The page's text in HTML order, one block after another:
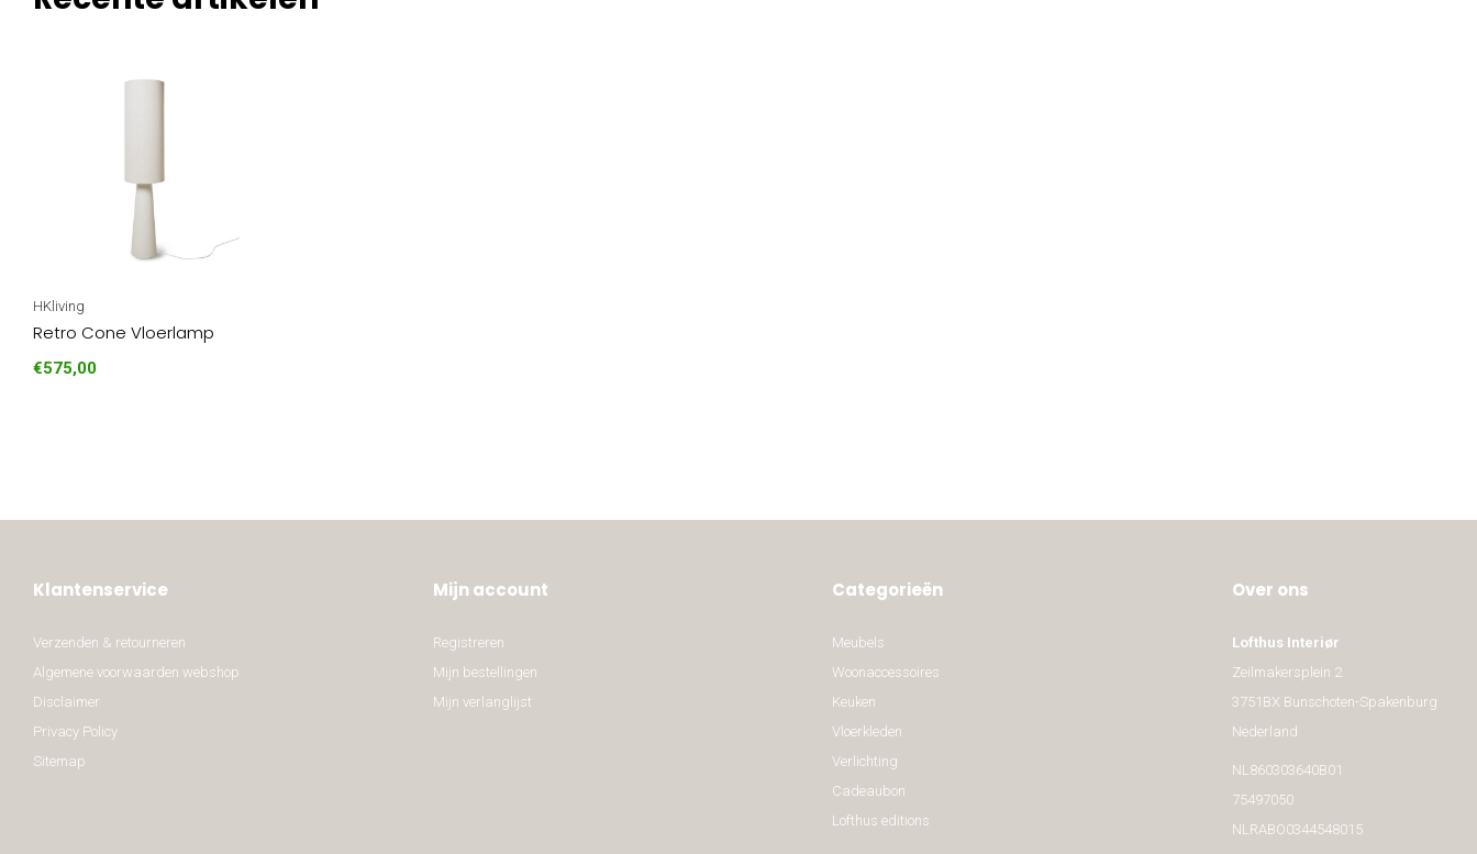
HKliving
Retro Cone Vloerlamp
€575,00
Klantenservice
Verzenden & retourneren
Algemene voorwaarden webshop
Disclaimer
Privacy Policy
Sitemap
Mijn account
Registreren
Mijn bestellingen
Mijn verlanglijst
Categorieën
Meubels
Woonaccessoires
Keuken
Vloerkleden
Verlichting
Cadeaubon
Lofthus editions
Over ons
Lofthus Interiør
Zeilmakersplein 2
3751BX Bunschoten-Spakenburg
Nederland
NL860303640B01
75497050
NLRABO0344548015